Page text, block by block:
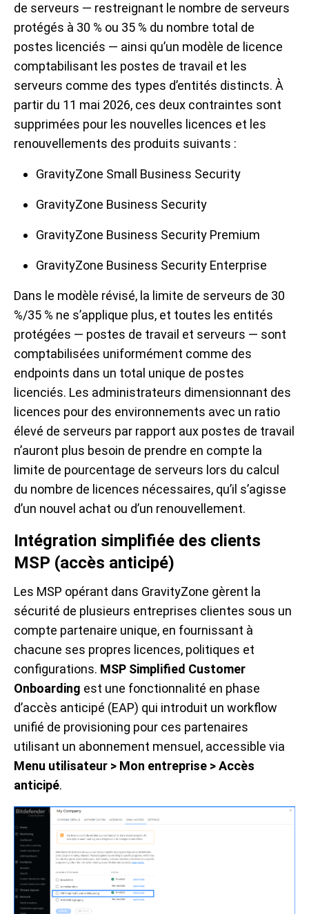
de serveurs — restreignant le nombre de serveurs
protégés à 30 % ou 35 % du nombre total de
postes licenciés — ainsi qu’un modèle de licence
comptabilisant les postes de travail et les
serveurs comme des types d’entités distincts. À
partir du 11 mai 2026, ces deux contraintes sont
supprimées pour les nouvelles licences et les
renouvellements des produits suivants :
GravityZone Small Business Security
GravityZone Business Security
GravityZone Business Security Premium
GravityZone Business Security Enterprise
Dans le modèle révisé, la limite de serveurs de 30
%/35 % ne s’applique plus, et toutes les entités
protégées — postes de travail et serveurs — sont
comptabilisées uniformément comme des
endpoints dans un total unique de postes
licenciés. Les administrateurs dimensionnant des
licences pour des environnements avec un ratio
élevé de serveurs par rapport aux postes de travail
n’auront plus besoin de prendre en compte la
limite de pourcentage de serveurs lors du calcul
du nombre de licences nécessaires, qu’il s’agisse
d’un nouvel achat ou d’un renouvellement.
Intégration simplifiée des clients
MSP (accès anticipé)
Les MSP opérant dans GravityZone gèrent la
sécurité de plusieurs entreprises clientes sous un
compte partenaire unique, en fournissant à
chacune ses propres licences, politiques et
configurations. MSP Simplified Customer
Onboarding est une fonctionnalité en phase
d’accès anticipé (EAP) qui introduit un workflow
unifié de provisioning pour ces partenaires
utilisant un abonnement mensuel, accessible via
Menu utilisateur > Mon entreprise > Accès
anticipé.